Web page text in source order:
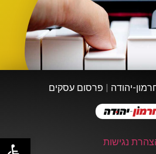
יהודה | פרסום עסקים
נגישות